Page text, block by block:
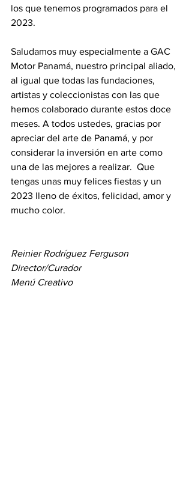
los que tenemos programados para el
2023.
Saludamos muy especialmente a GAC
Motor Panamá, nuestro principal aliado,
al igual que todas las fundaciones,
artistas y coleccionistas con las que
hemos colaborado durante estos doce
meses. A todos ustedes, gracias por
apreciar del arte de Panamá, y por
considerar la inversión en arte como
una de las mejores a realizar.  Que
tengas unas muy felices fiestas y un
2023 lleno de éxitos, felicidad, amor y
mucho color.
Reinier Rodríguez Ferguson
Director/Curador
Menú Creativo